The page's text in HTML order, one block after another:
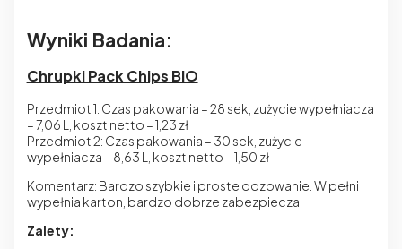
Wyniki Badania:
Chrupki Pack Chips BIO
Przedmiot 1: Czas pakowania – 28 sek, zużycie wypełniacza
– 7,06 L, koszt netto – 1,23 zł
Przedmiot 2: Czas pakowania – 30 sek, zużycie
wypełniacza – 8,63 L, koszt netto – 1,50 zł
Komentarz: Bardzo szybkie i proste dozowanie. W pełni
wypełnia karton, bardzo dobrze zabezpiecza.
Zalety: